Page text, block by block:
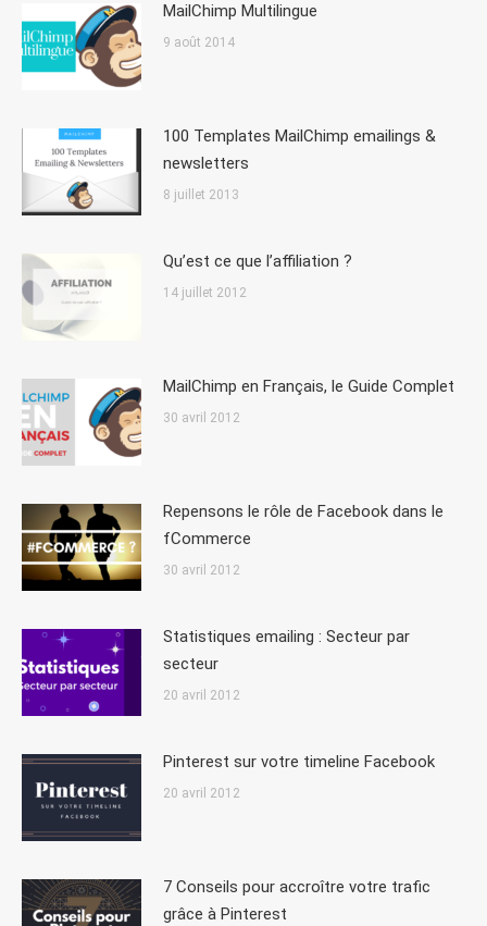
MailChimp Multilingue
9 août 2014
100 Templates MailChimp emailings &
newsletters
8 juillet 2013
Qu’est ce que l’affiliation ?
14 juillet 2012
MailChimp en Français, le Guide Complet
30 avril 2012
Repensons le rôle de Facebook dans le
fCommerce
30 avril 2012
Statistiques emailing : Secteur par
secteur
20 avril 2012
Pinterest sur votre timeline Facebook
20 avril 2012
7 Conseils pour accroître votre trafic
grâce à Pinterest